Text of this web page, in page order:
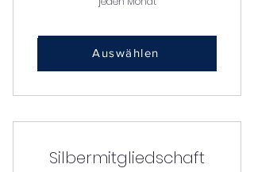
Sofort kaufen
Silbermitgliedschaft
Auswählen